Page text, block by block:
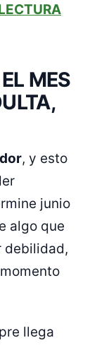
MES
, y esto
junio
algo que
debilidad,
llega